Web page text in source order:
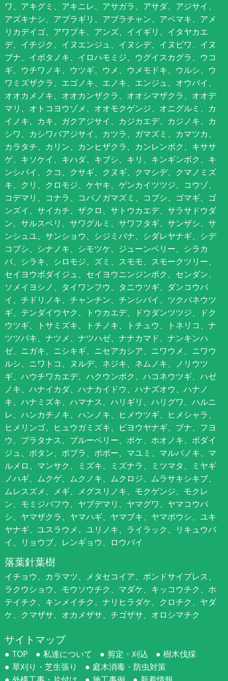
ワ、アキグミ、アキニレ、アサガラ、アサダ、アジサイ、
アズキナシ、アブラギリ、アブラチャン、アベマキ、アメ
リカデイゴ、アワブキ、アンズ、イイギリ、イタヤカエ
デ、イチジク、イヌエンジュ、イヌシデ、イヌビワ、イヌ
ブナ、イボタノキ、イロハモミジ、ウグイスカグラ、ウコ
ギ、ウチワノキ、ウツギ、ウメ、ウメモドキ、ウルシ、ウ
ワミズザクラ、エゴノキ、エノキ、エンジュ、オウバイ、
オオカメノキ、オオカンザクラ、オオシマザクラ、オオデ
マリ、オトコヨウゾメ、オオモクゲンジ、オニグルミ、カ
イノキ、カキ、ガクアジサイ、カジカエデ、カジノキ、カ
シワ、カシワバアジサイ、カツラ、ガマズミ、カマツカ、
カラタチ、カリン、カンヒザクラ、カンレンボク、キササ
ゲ、キソケイ、キハダ、キブシ、キリ、キンギンボク、キ
ンシバイ、クコ、クサギ、クヌギ、クマシデ、クマノミズ
キ、クリ、クロモジ、ケヤキ、ゲンカイツツジ、コウゾ、
コデマリ、コナラ、コバノガマズミ、コブシ、ゴマギ、ゴ
ンズイ、サイカチ、ザクロ、サトウカエデ、サラサドウダ
ン、サルスベリ、サワグルミ、サワフタギ、サンザシ、サ
ンシュユ、サンショウ、シジミバナ、シダレヤナギ、シデ
コブシ、シナノキ、シモツケ、ジューンベリー、シラカ
バ、シラキ、シロモジ、ズミ、スモモ、スモークツリー、
セイヨウボダイジュ、セイヨウニンジンボク、センダン、
ソメイヨシノ、タイワンフウ、タニウツギ、ダンコウバ
イ、チドリノキ、チャンチン、チンシバイ、ツクバネウツ
ギ、テンダイウヤク、トウカエデ、ドウダンツツジ、ドク
ウツギ、トサミズキ、トチノキ、トチュウ、トネリコ、ナ
ツツバキ、ナツメ、ナツハゼ、ナナカマド、ナンキンハ
ゼ、ニガキ、ニシキギ、ニセアカシア、ニワウメ、ニワウ
ルシ、ニワトコ、ヌルデ、ネジキ、ネムノキ、ノリウツ
ギ、ハウチワカエデ、ハクウンボク、ハコネウツギ、ハゼ
ノキ、ハナイカダ、ハナカイドウ、ハナズオウ、ハナノ
キ、ハナミズキ、ハマナス、ハリギリ、ハリグワ、ハルニ
レ、ハンカチノキ、ハンノキ、ヒメウツギ、ヒメシャラ、
ヒメリンゴ、ヒュウガミズキ、ビヨウヤナギ、ブナ、フヨ
ウ、プラタナス、ブルーベリー、ボケ、ホオノキ、ボダイ
ジュ、ボタン、ポプラ、ポポー、マユミ、マルバノキ、マ
ルメロ、マンサク、ミズキ、ミズナラ、ミツマタ、ミヤギ
ノハギ、ムクゲ、ムクノキ、ムクロジ、ムラサキシキブ、
ムレスズメ、メギ、メグスリノキ、モクゲンジ、モクレ
ン、モミジバフウ、ヤブデマリ、ヤマグワ、ヤマコウバ
シ、ヤマザクラ、ヤマハギ、ヤマブキ、ヤマボウシ、ユキ
ヤナギ、ユスラウメ、ユリノキ、ライラック、リキュウバ
イ、リョウブ、レンギョウ、ロウバイ
落葉針葉樹
イチョウ、カラマツ、メタセコイア、ポンドサイプレス、
ラクウショウ、モウソウチク、マダケ、キッコウチク、ホ
テイチク、キンメイチク、ナリヒラダケ、クロチク、ヤダ
ケ、クマザサ、オカメザサ、チゴザサ、オロシマチク
サイトマップ
TOP 私達について 剪定・刈込
樹木伐採
草刈り・芝生張り
庭木消毒・防虫対策